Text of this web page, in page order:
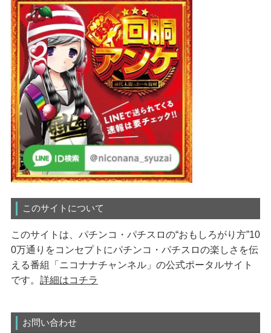
このサイトについて
このサイトは、パチンコ・パチスロの“おもしろがり方”10
0万通りをコンセプトにパチンコ・パチスロの楽しさを伝
える番組「ニコナナチャンネル」の公式ポータルサイト
です。 詳細はコチラ
お問い合わせ